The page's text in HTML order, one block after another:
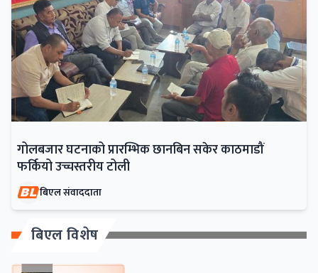
गोलबजार घटनाको प्रारम्भिक छानबिन सकेर काठमाडौं
फर्कियो उच्चस्तरीय टोली
बिएल संवाददाता
बिएल विशेष